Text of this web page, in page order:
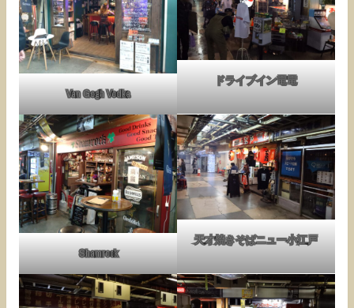
Van Gogh Vodka
ドライブイン電電
Shamrock
天才焼きそばニュー小江戸